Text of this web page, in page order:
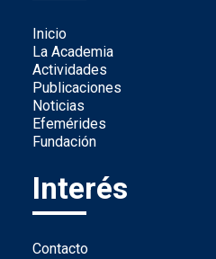
Inicio
La Academia
Actividades
Publicaciones
Noticias
Efemérides
Fundación
Interés
Contacto